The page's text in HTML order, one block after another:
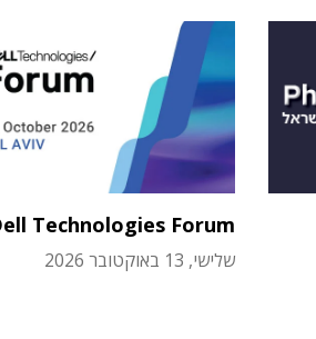
Technologies Forum
שלישי, 13 באוקטובר 2026